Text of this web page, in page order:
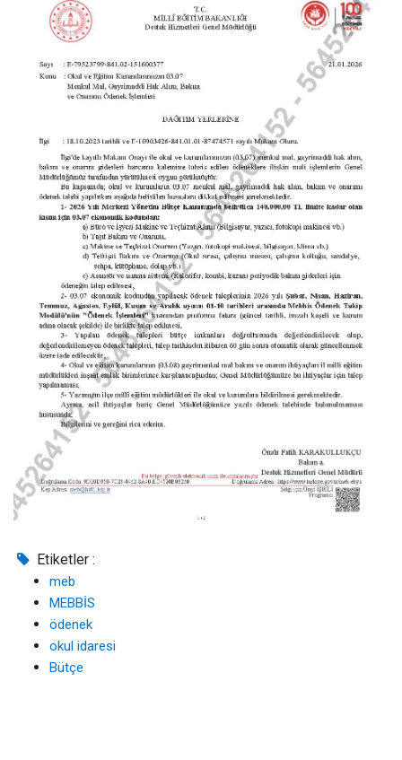
Etiketler :
meb
MEBBİS
ödenek
okul idaresi
Bütçe